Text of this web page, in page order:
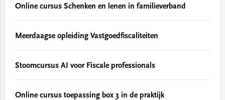
Online cursus Schenken en lenen in familieverband
Meerdaagse opleiding Vastgoedfiscaliteiten
Stoomcursus AI voor Fiscale professionals
Online cursus toepassing box 3 in de praktijk